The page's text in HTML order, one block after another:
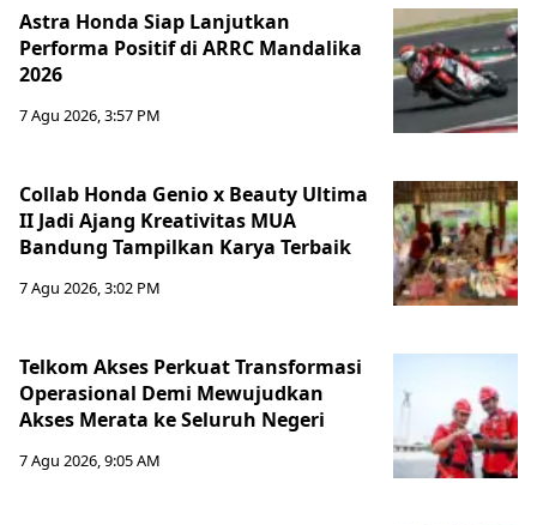
Astra Honda Siap Lanjutkan
Performa Positif di ARRC Mandalika
2026
7 Agu 2026, 3:57 PM
Collab Honda Genio x Beauty Ultima
II Jadi Ajang Kreativitas MUA
Bandung Tampilkan Karya Terbaik
7 Agu 2026, 3:02 PM
Telkom Akses Perkuat Transformasi
Operasional Demi Mewujudkan
Akses Merata ke Seluruh Negeri
7 Agu 2026, 9:05 AM